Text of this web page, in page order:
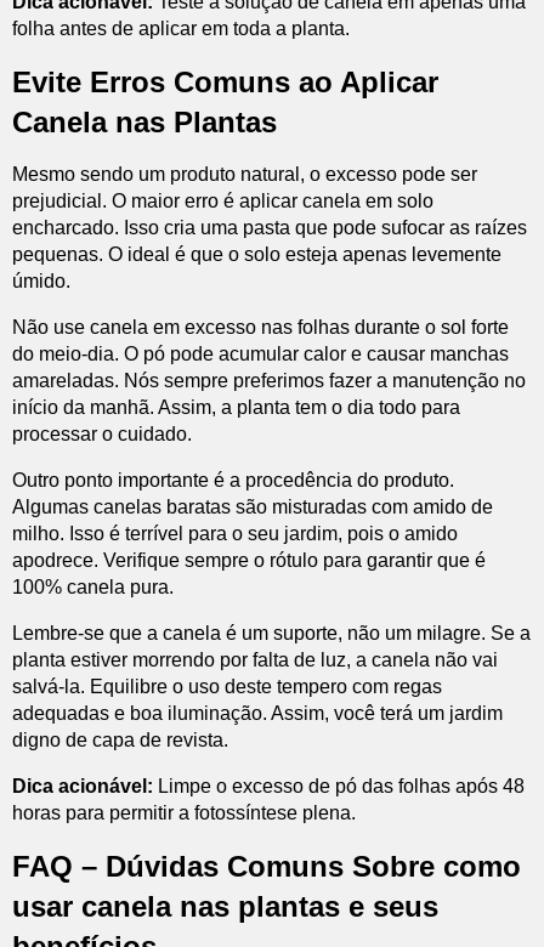
folha antes de aplicar em toda a planta.
Evite Erros Comuns ao Aplicar
Canela nas Plantas
Mesmo sendo um produto natural, o excesso pode ser
prejudicial. O maior erro é aplicar canela em solo
encharcado. Isso cria uma pasta que pode sufocar as raízes
pequenas. O ideal é que o solo esteja apenas levemente
úmido.
Não use canela em excesso nas folhas durante o sol forte
do meio-dia. O pó pode acumular calor e causar manchas
amareladas. Nós sempre preferimos fazer a manutenção no
início da manhã. Assim, a planta tem o dia todo para
processar o cuidado.
Outro ponto importante é a procedência do produto.
Algumas canelas baratas são misturadas com amido de
milho. Isso é terrível para o seu jardim, pois o amido
apodrece. Verifique sempre o rótulo para garantir que é
100% canela pura.
Lembre-se que a canela é um suporte, não um milagre. Se a
planta estiver morrendo por falta de luz, a canela não vai
salvá-la. Equilibre o uso deste tempero com regas
adequadas e boa iluminação. Assim, você terá um jardim
digno de capa de revista.
Dica acionável: Limpe o excesso de pó das folhas após 48
horas para permitir a fotossíntese plena.
FAQ – Dúvidas Comuns Sobre como
usar canela nas plantas e seus